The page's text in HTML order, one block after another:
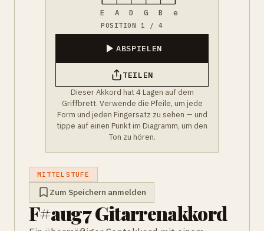
E A D G B e
POSITION 1 / 4
ABSPIELEN
TEILEN
Dieser Akkord hat 4 Lagen auf dem
Griffbrett. Verwende die Pfeile, um jede
Form und jeden Fingersatz zu sehen — und
tippe auf einen Punkt im Diagramm, um den
Ton zu hören.
MITTELSTUFE
Zum Speichern anmelden
F#aug7 Gitarrenakkord